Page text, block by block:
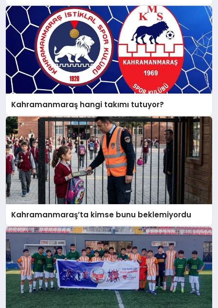
Kahramanmaraş hangi takımı tutuyor?
Kahramanmaraş’ta kimse bunu beklemiyordu